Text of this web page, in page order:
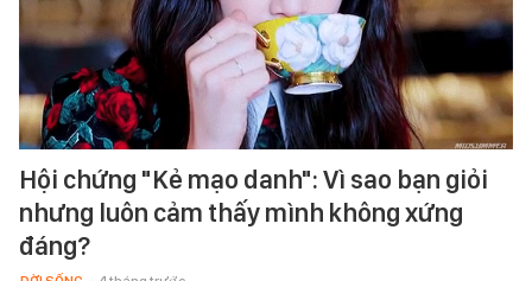
Hội chứng "Kẻ mạo danh": Vì sao bạn giỏi
nhưng luôn cảm thấy mình không xứng
đáng?